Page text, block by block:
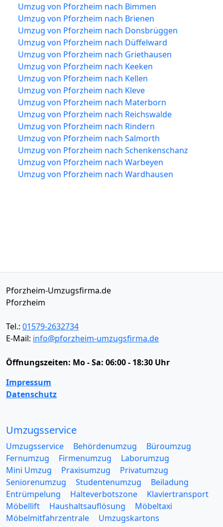
Umzug von Pforzheim nach Bimmen
Umzug von Pforzheim nach Brienen
Umzug von Pforzheim nach Donsbrüggen
Umzug von Pforzheim nach Düffelward
Umzug von Pforzheim nach Griethausen
Umzug von Pforzheim nach Keeken
Umzug von Pforzheim nach Kellen
Umzug von Pforzheim nach Kleve
Umzug von Pforzheim nach Materborn
Umzug von Pforzheim nach Reichswalde
Umzug von Pforzheim nach Rindern
Umzug von Pforzheim nach Salmorth
Umzug von Pforzheim nach Schenkenschanz
Umzug von Pforzheim nach Warbeyen
Umzug von Pforzheim nach Wardhausen
Pforzheim-Umzugsfirma.de
Pforzheim
Tel.: 01579-2632734
E-Mail: info@pforzheim-umzugsfirma.de
Öffnungszeiten: Mo - Sa: 06:00 - 18:30 Uhr
Impressum
Datenschutz
Umzugsservice
Umzugsservice Behördenumzug
Büroumzug
Fernumzug
Firmenumzug
Laborumzug
Mini Umzug
Praxisumzug
Privatumzug
Seniorenumzug
Studentenumzug
Beiladung
Entrümpelung
Halteverbotszone
Klaviertransport
Möbellift
Haushaltsauflösung
Möbeltaxi
Möbelmitfahrzentrale
Umzugskartons